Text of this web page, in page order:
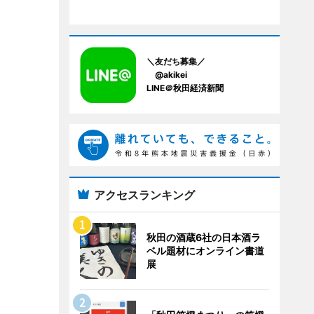
＼友だち募集／
@akikei
LINE＠秋田経済新聞
アクセスランキング
秋田の酒蔵6社の日本酒ラ
ベル題材にオンライン書道
展